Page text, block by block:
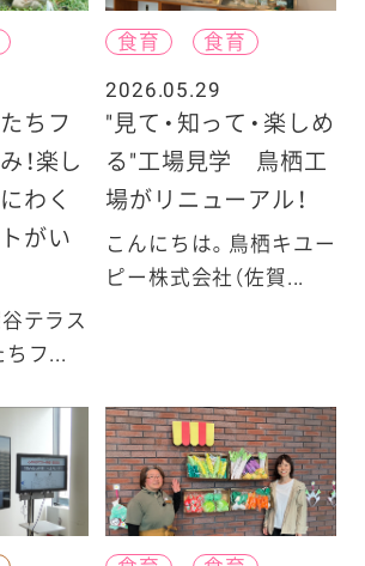
ちフ
！楽し
わく
がい
テラス
ちフ...
食育
食育
2026.05.29
"見て・知って・楽しめ
る"工場見学 鳥栖工
場がリニューアル！
こんにちは。鳥栖キユー
ピー株式会社（佐賀...